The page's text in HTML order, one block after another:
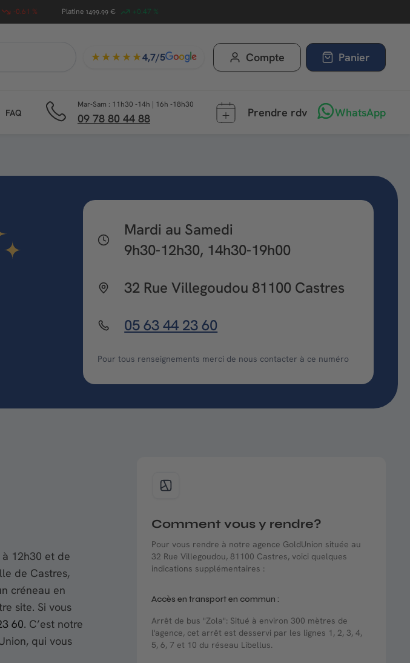
-0.61 % Platine 1499.99 € +0.47 %
★★★★★4,7/5 Compte Panier
FAQ
Mar-Sam : 11h30 -14h | 16h -18h30
09 78 80 44 88 Prendre rdv WhatsApp
Mardi au Samedi
9h30-12h30, 14h30-19h00
32 Rue Villegoudou 81100 Castres
05 63 44 23 60
Pour tous renseignements merci de nous contacter à ce numéro
12h30 et de
de Castres,
créneau en
site. Si vous
60. C’est notre
qui vous
Comment vous y rendre?
Pour vous rendre à notre agence GoldUnion située au
32 Rue Villegoudou, 81100 Castres, voici quelques
indications supplémentaires :
Accès en transport en commun :
Arrêt de bus "Zola": Situé à environ 300 mètres de
l'agence, cet arrêt est desservi par les lignes 1, 2, 3, 4,
5, 6, 7 et 10 du réseau Libellus.